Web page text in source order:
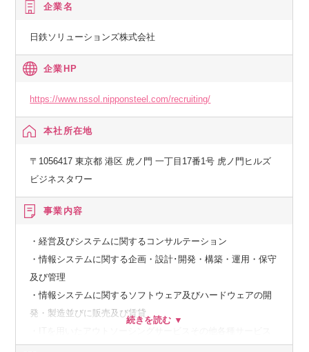
様々な技術領域を経験することで、エンジニアとしてのキャ
また、何よりも、当社のオリジンでもある製造業向けビジネ
スは、長年に亘り多数のお客様に対する成功体験を有してお
きる点もキャリア形成上のポイントです。
領域としても上流から保守まで、幅広い領域をカバーしてお
り、ご自身の強みやキャリア志向性に応じたキャリアアップ
企業名
日鉄ソリューションズ株式会社
企業HP
https://www.nssol.nipponsteel.com/recruiting/
本社所在地
〒1056417 東京都 港区 虎ノ門 一丁目17番1号 虎ノ門ヒルズ
ビジネスタワー
事業内容
・経営及びシステムに関するコンサルテーション
・情報システムに関する企画・設計･開発・構築・運用・保守
及び管理
・情報システムに関するソフトウェア及びハードウェアの開
発・製造並びに販売及び賃貸